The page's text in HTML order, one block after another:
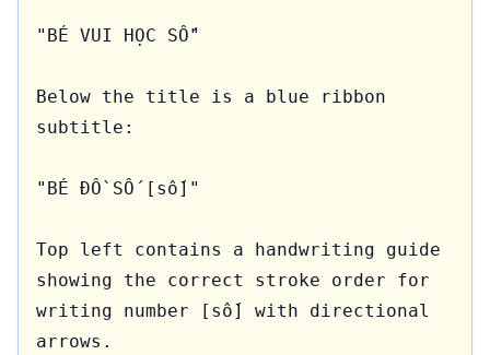
"BÉ VUI HỌC SỐ"
Below the title is a blue ribbon
subtitle:
"BÉ ĐỒ SỐ [số]"
Top left contains a handwriting guide
showing the correct stroke order for
writing number [số] with directional
arrows.